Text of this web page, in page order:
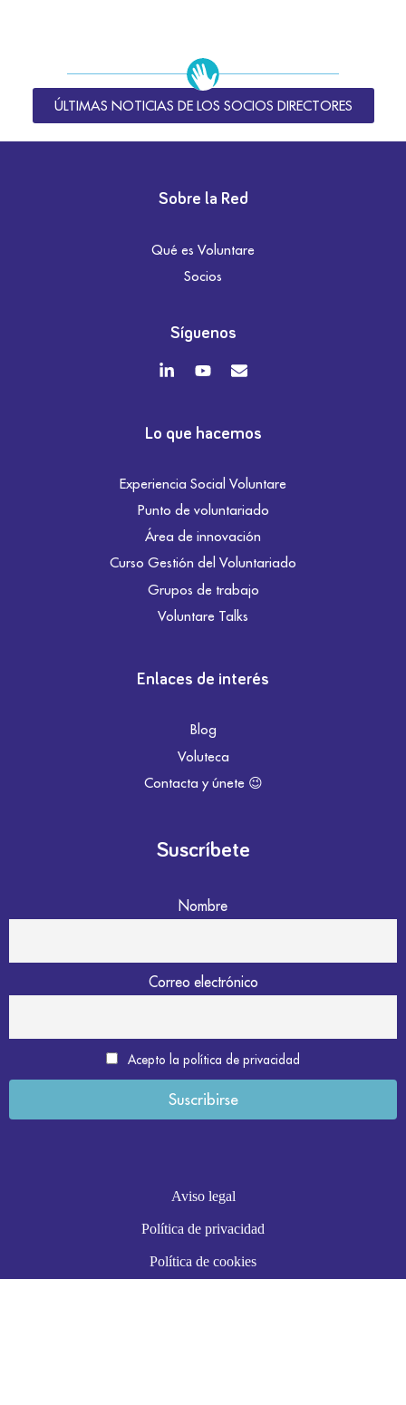
ÚLTIMAS NOTICIAS DE LOS SOCIOS DIRECTORES
Sobre la Red
Qué es Voluntare
Socios
Síguenos
Lo que hacemos
Experiencia Social Voluntare
Punto de voluntariado
Área de innovación
Curso Gestión del Voluntariado
Grupos de trabajo
Voluntare Talks
Enlaces de interés
Blog
Voluteca
Contacta y únete 😉
Suscríbete
Nombre
Correo electrónico
Acepto la política de privacidad
Aviso legal
Política de privacidad
Política de cookies